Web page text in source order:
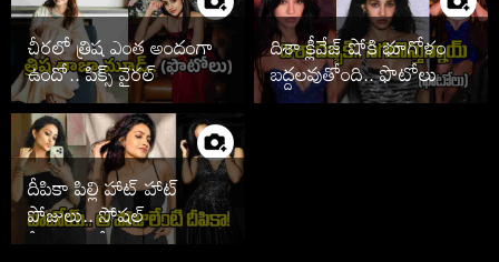
చీరలో త్రిష ఎంత అందంగా
ఉందో.. పిక్స్ వైరల్
దిశా క్లీవేజ్ షోకి భూగోళం
బద్దలవుతోంది.. ఫొటోలు
వైరల్
దీపికా పిల్లి హాట్ హాట్
పోజులు.. సోషల్
మీడియాలో సెగలు